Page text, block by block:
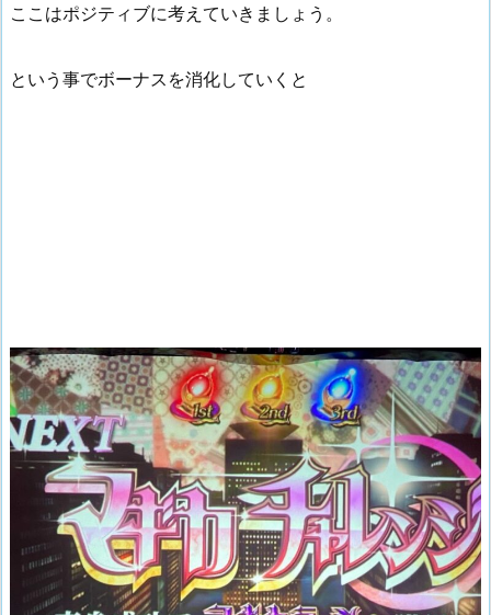
ここはポジティブに考えていきましょう。
という事でボーナスを消化していくと